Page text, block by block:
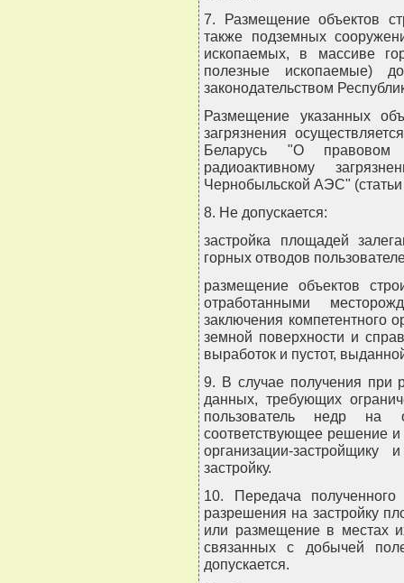
7. Размещение объектов
также подземных
ископаемых, в массиве
полезные ископаемые)
законодательством
Размещение указанных
загрязнения
Беларусь "О правовом
радиоактивному
Чернобыльской АЭС" (статьи
8. Не допускается:
застройка площадей
горных отводов
размещение объектов
отработанными
заключения компетентного
земной поверхности и
выработок и пустот,
9. В случае получения при
данных, требующих
пользователь недр на
соответствующее решение
организации-
застройку.
10. Передача
разрешения на застройку
или размещение в местах
связанных с добычей
допускается.